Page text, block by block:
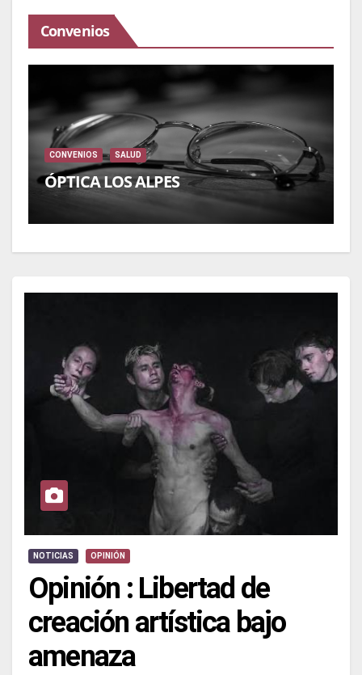
Convenios
CONVENIOS SALUD
ÓPTICA LOS ALPES
NOTICIAS OPINIÓN
Opinión : Libertad de
creación artística bajo
amenaza